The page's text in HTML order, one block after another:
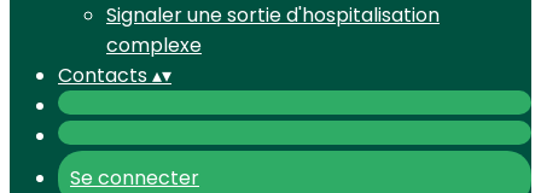
Signaler une sortie d'hospitalisation
complexe
Contacts▴▾
Se connecter